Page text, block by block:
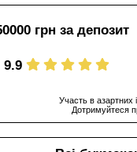
грн за депозит
9.9
Участь в азартних
Дотримуйтеся